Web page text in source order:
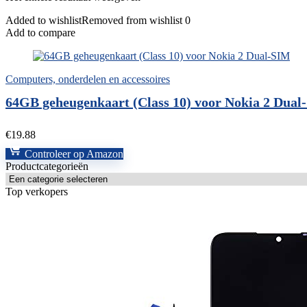
Added to wishlistRemoved from wishlist 0
Add to compare
Computers, onderdelen en accessoires
64GB geheugenkaart (Class 10) voor Nokia 2
€19.88
Controleer op Amazon
Productcategorieën
Top verkopers